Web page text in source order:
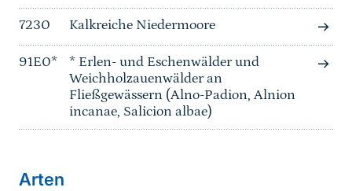
7230 Kalkreiche Niedermoore
91E0*
* Erlen- und Eschenwälder und
Weichholzauenwälder an
Fließgewässern (Alno-Padion, Alnion
incanae, Salicion albae)
Arten